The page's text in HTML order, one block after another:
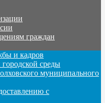
граждан
и кадров
среды
муниципального
с